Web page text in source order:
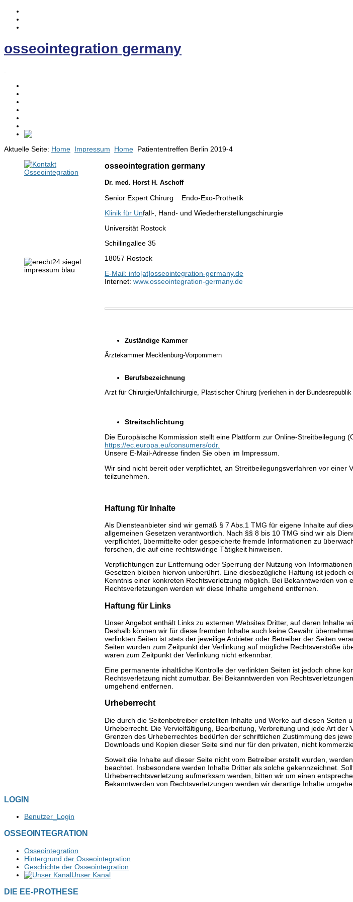
osseointegration germany
Aktuelle Seite: Home Impressum Home Patiententreffen Berlin 2019-4
osseointegration germany
Dr. med. Horst H. Aschoff
Senior Expert Chirurg Endo-Exo-Prothetik
Klinik für Unfall-, Hand- und Wiederherstellungschirurgie
Universität Rostock
Schillingallee 35
18057 Rostock
E-Mail: info[at]osseointegration-germany.de
Internet: www.osseointegration-germany.de
Zuständige Kammer
Ärztekammer Mecklenburg-Vorpommern
Berufsbezeichnung
Arzt für Chirurgie/Unfallchirurgie, Plastischer Chirurg (verliehen in der
Streitschlichtung
Die Europäische Kommission stellt eine Plattform zur Online-Streitbeilegung
https://ec.europa.eu/consumers/odr.
Unsere E-Mail-Adresse finden Sie oben im Impressum.
Wir sind nicht bereit oder verpflichtet, an Streitbeilegungsverfahren vor einer
teilzunehmen.
Haftung für Inhalte
Als Diensteanbieter sind wir gemäß § 7 Abs.1 TMG für eigene Inhalte auf
allgemeinen Gesetzen verantwortlich. Nach §§ 8 bis 10 TMG sind wir als
verpflichtet, übermittelte oder gespeicherte fremde Informationen zu
forschen, die auf eine rechtswidrige Tätigkeit hinweisen.
Verpflichtungen zur Entfernung oder Sperrung der Nutzung von
Gesetzen bleiben hiervon unberührt. Eine diesbezügliche Haftung ist jedoch
Kenntnis einer konkreten Rechtsverletzung möglich. Bei Bekanntwerden von
Rechtsverletzungen werden wir diese Inhalte umgehend entfernen.
Haftung für Links
Unser Angebot enthält Links zu externen Websites Dritter, auf deren Inhalte
Deshalb können wir für diese fremden Inhalte auch keine Gewähr
verlinkten Seiten ist stets der jeweilige Anbieter oder Betreiber der Seiten
Seiten wurden zum Zeitpunkt der Verlinkung auf mögliche Rechtsverstöße
waren zum Zeitpunkt der Verlinkung nicht erkennbar.
Eine permanente inhaltliche Kontrolle der verlinkten Seiten ist jedoch ohne
Rechtsverletzung nicht zumutbar. Bei Bekanntwerden von
umgehend entfernen.
Urheberrecht
Die durch die Seitenbetreiber erstellten Inhalte und Werke auf diesen Seiten
Urheberrecht. Die Vervielfältigung, Bearbeitung, Verbreitung und jede Art der
Grenzen des Urheberrechtes bedürfen der schriftlichen Zustimmung des
Downloads und Kopien dieser Seite sind nur für den privaten, nicht
Soweit die Inhalte auf dieser Seite nicht vom Betreiber erstellt wurden,
beachtet. Insbesondere werden Inhalte Dritter als solche gekennzeichnet.
Urheberrechtsverletzung aufmerksam werden, bitten wir um einen
Bekanntwerden von Rechtsverletzungen werden wir derartige Inhalte
LOGIN
Benutzer_Login
OSSEOINTEGRATION
Osseointegration
Hintergrund der Osseointegration
Geschichte der Osseointegration
Unser Kanal
DIE EE-PROTHESE